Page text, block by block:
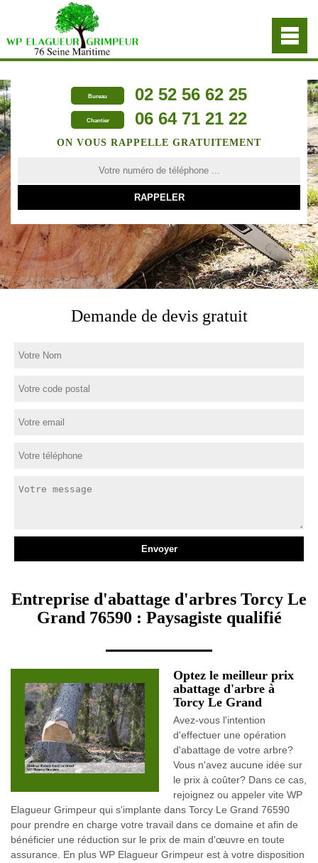
Bureau 02 52 56 62 25
Chantier 06 64 71 21 22
ON VOUS RAPPELLE GRATUITEMENT
Demande de devis gratuit
Entreprise d'abattage d'arbres Torcy Le
Grand 76590 : Paysagiste qualifié
Optez le meilleur prix
abattage d'arbre à
Torcy Le Grand
Avez-vous l'intention
d'effectuer une opération
d'abattage de votre arbre?
Vous n'avez aucune idée sur
le prix à coûter? Dans ce cas,
rejoignez ou appeler vite WP
Elagueur Grimpeur qui s'implante dans Torcy Le Grand 76590
pour prendre en charge votre travail dans ce domaine et afin de
bénéficier une réduction sur le prix de main d'œuvre en toute
assurance. En plus WP Elagueur Grimpeur est à votre disposition